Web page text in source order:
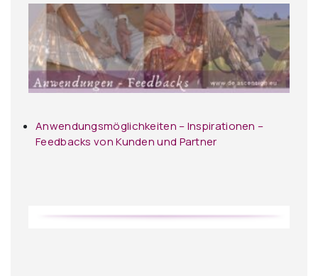
Anwendungsmöglichkeiten – Inspirationen –
Feedbacks von Kunden und Partner